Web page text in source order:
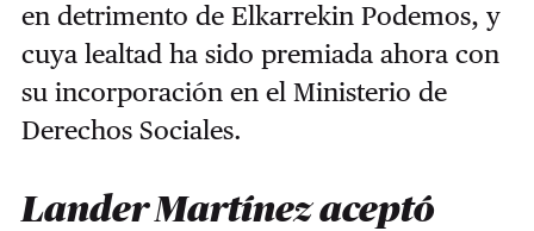
en detrimento de Elkarrekin Podemos, y
cuya lealtad ha sido premiada ahora con
su incorporación en el Ministerio de
Derechos Sociales.
Lander Martínez aceptó